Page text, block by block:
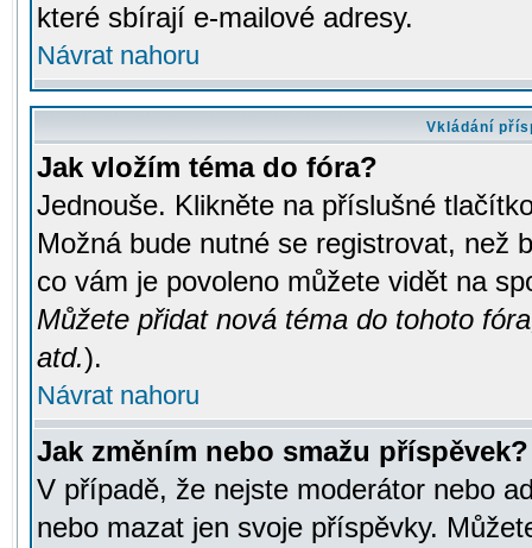
které sbírají e-mailové adresy.
Návrat nahoru
Vkládání
Jak vložím téma do fóra?
Jednouše. Klikněte na příslušné
Možná bude nutné se registrovat, než
co vám je povoleno můžete vidět na
Můžete přidat nová téma do tohoto
atd.).
Návrat nahoru
Jak změním nebo smažu příspěvek?
V případě, že nejste moderátor nebo
nebo mazat jen svoje příspěvky.